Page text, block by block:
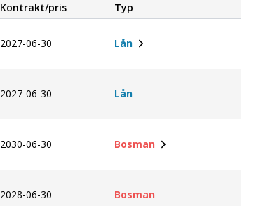
Kontrakt/pris Typ
2027-06-30 Lån
2027-06-30 Lån
2030-06-30 Bosman
2028-06-30 Bosman